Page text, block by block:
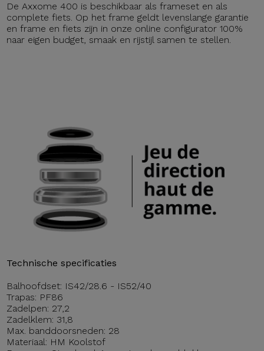
De Axxome 400 is beschikbaar als frameset en als
complete fiets. Op het frame geldt levenslange garantie
en frame en fiets zijn in onze online configurator 100%
naar eigen budget, smaak en rijstijl samen te stellen.
Technische specificaties
Balhoofdset: IS42/28.6 - IS52/40
Trapas: PF86
Zadelpen: 27,2
Zadelklem: 31,8
Max. banddoorsneden: 28
Materiaal: HM Koolstof